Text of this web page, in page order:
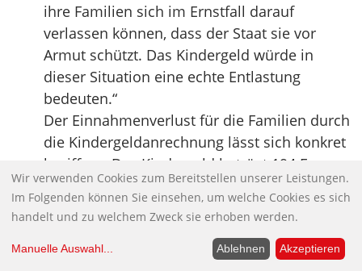
ihre Familien sich im Ernstfall darauf
verlassen können, dass der Staat sie vor
Armut schützt. Das Kindergeld würde in
dieser Situation eine echte Entlastung
bedeuten.“
Der Einnahmenverlust für die Familien durch
die Kindergeldanrechnung lässt sich konkret
beziffern: Das Kindergeld beträgt 194 Euro
für das erste und zweite, 200 Euro für das
dritte und 225 Euro für das vierte und jedes
das Arbeitslosengeld II und das Sozialgeld.
Wir verwenden Cookies zum Bereitstellen unserer Leistungen.
Im Folgenden können Sie einsehen, um welche Cookies es sich
handelt und zu welchem Zweck sie erhoben werden.
Manuelle Auswahl... Ablehnen Akzeptieren